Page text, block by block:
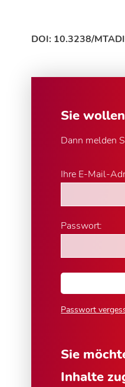
DOI: 10.3238/
Sie
Dann melden
Ihre E-Mail-
Passwort:
Passwort
Sie
Inhalte